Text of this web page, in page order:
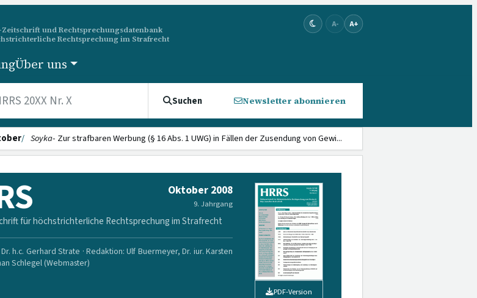
und Rechtsprechungsdatenbank
Rechtsprechung im Strafrecht
A- A+
Über uns
Suchen Newsletter abonnieren
Soyka- Zur strafbaren Werbung (§ 16 Abs. 1 UWG) in Fällen der Zusendung von Gewi...
Oktober 2008
9. Jahrgang
für höchstrichterliche Rechtsprechung im Strafrecht
h.c. Gerhard Strate · Redaktion: Ulf Buermeyer, Dr. iur. Karsten
Schlegel (Webmaster)
PDF-Version